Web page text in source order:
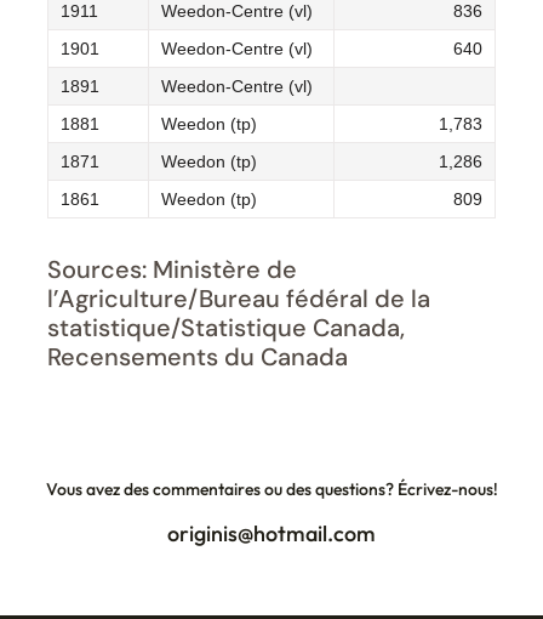
1911
Weedon-Centre (vl)
836
1901
Weedon-Centre (vl)
640
1891
Weedon-Centre (vl)
1881
Weedon (tp)
1,783
1871
Weedon (tp)
1,286
1861
Weedon (tp) 809
Sources: Ministère de
l’Agriculture/Bureau fédéral de la
statistique/Statistique Canada,
Recensements du Canada
Vous avez des commentaires ou des questions? Écrivez-nous!
originis@hotmail.com